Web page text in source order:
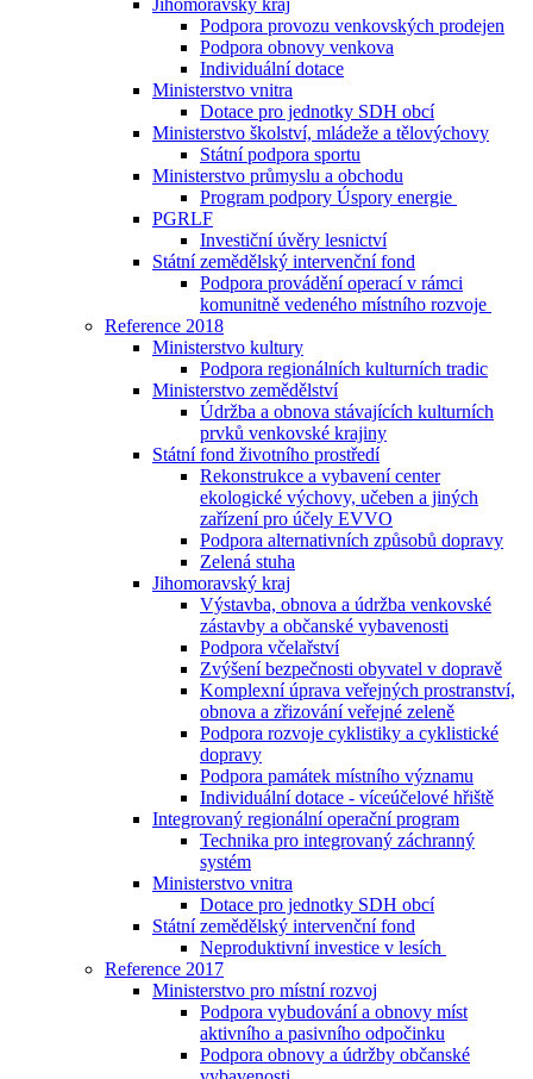
Jihomoravský kraj
Podpora provozu venkovských prodejen
Podpora obnovy venkova
Individuální dotace
Ministerstvo vnitra
Dotace pro jednotky SDH obcí
Ministerstvo školství, mládeže a tělovýchovy
Státní podpora sportu
Ministerstvo průmyslu a obchodu
Program podpory Úspory energie
PGRLF
Investiční úvěry lesnictví
Státní zemědělský intervenční fond
Podpora provádění operací v rámci
komunitně vedeného místního rozvoje
Reference 2018
Ministerstvo kultury
Podpora regionálních kulturních tradic
Ministerstvo zemědělství
Údržba a obnova stávajících kulturních
prvků venkovské krajiny
Státní fond životního prostředí
Rekonstrukce a vybavení center
ekologické výchovy, učeben a jiných
zařízení pro účely EVVO
Podpora alternativních způsobů dopravy
Zelená stuha
Jihomoravský kraj
Výstavba, obnova a údržba venkovské
zástavby a občanské vybavenosti
Podpora včelařství
Zvýšení bezpečnosti obyvatel v dopravě
Komplexní úprava veřejných prostranství,
obnova a zřizování veřejné zeleně
Podpora rozvoje cyklistiky a cyklistické
dopravy
Podpora památek místního významu
Individuální dotace - víceúčelové hřiště
Integrovaný regionální operační program
Technika pro integrovaný záchranný
systém
Ministerstvo vnitra
Dotace pro jednotky SDH obcí
Státní zemědělský intervenční fond
Neproduktivní investice v lesích
Reference 2017
Ministerstvo pro místní rozvoj
Podpora vybudování a obnovy míst
aktivního a pasivního odpočinku
Podpora obnovy a údržby občanské